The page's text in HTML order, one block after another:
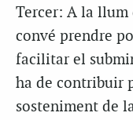
Tercer: A la llum
convé prendre
facilitar el
ha de contribuir
sosteniment de